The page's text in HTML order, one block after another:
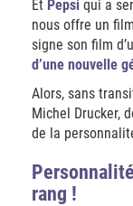
Et Pepsi qui a
nous offre un
signe son film
d’une nouvelle
Alors, sans
Michel Drucker,
de la
rang !